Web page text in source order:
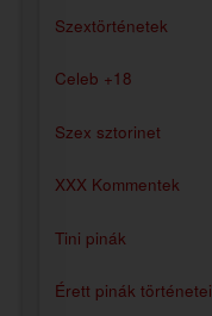
Szextörténetek
Celeb +18
Szex sztorinet
XXX Kommentek
Tini pinák
Érett pinák történetei